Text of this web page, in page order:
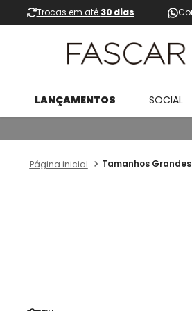
Trocas em até 30 dias
LANÇAMENTOS SOCIAL
Tamanhos Grandes